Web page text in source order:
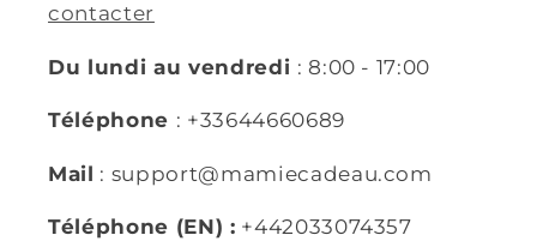
contacter
Du lundi au vendredi : 8:00 - 17:00
Téléphone : +33644660689
Mail : support@mamiecadeau.com
Téléphone (EN) : +442033074357